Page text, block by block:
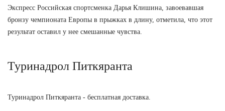
Экспресс Российская спортсменка Дарья Клишина, завоевавшая
бронзу чемпионата Европы в прыжках в длину, отметила, что этот
результат оставил у нее смешанные чувства.
Туринадрол Питкяранта
Туринадрол Питкяранта - бесплатная доставка.